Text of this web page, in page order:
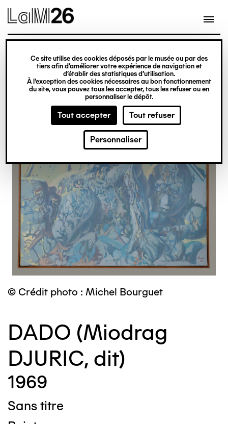
Gestion des cookies
Ce site utilise des cookies déposés par le musée ou par des
tiers afin d’améliorer votre expérience de navigation et
d’établir des statistiques d’utilisation.
À l’exception des cookies nécessaires au bon fonctionnement
du site, vous pouvez tous les accepter, tous les refuser ou en
personnaliser le dépôt.
Tout accepter Tout refuser
Personnaliser
contenu
© Crédit photo : Michel Bourguet
DADO (Miodrag
DJURIC, dit)
1969
Sans titre